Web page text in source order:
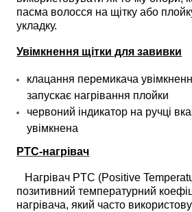
пасма волосся на щітку або
укладку.
Увімкнення щітки для завивки
клацання перемикача
запускає нагрівання плойки
червоний індикатор на ручці
увімкнена
PTC-нагрівач
Нагрівач PTC (Positive
позитивний температурний
нагрівача, який часто